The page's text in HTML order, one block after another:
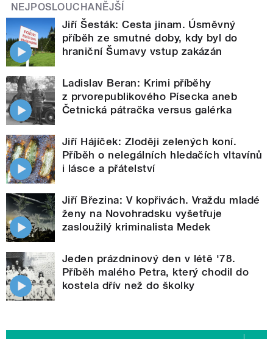
NEJPOSLOUCHANĚJŠÍ
Jiří Šesták: Cesta jinam. Úsměvný
příběh ze smutné doby, kdy byl do
hraniční Šumavy vstup zakázán
Ladislav Beran: Krimi příběhy
z prvorepublikového Písecka aneb
Četnická pátračka versus galérka
Jiří Hájíček: Zloději zelených koní.
Příběh o nelegálních hledačích vltavínů
i lásce a přátelství
Jiří Březina: V kopřivách. Vraždu mladé
ženy na Novohradsku vyšetřuje
zasloužilý kriminalista Medek
Jeden prázdninový den v létě '78.
Příběh malého Petra, který chodil do
kostela dřív než do školky